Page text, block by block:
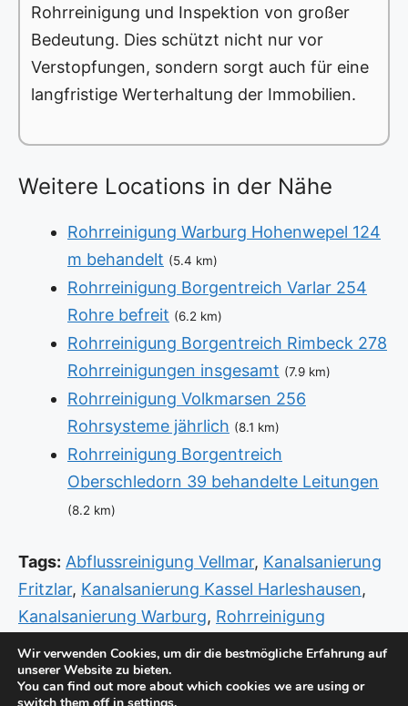
Rohrreinigung und Inspektion von großer
Bedeutung. Dies schützt nicht nur vor
Verstopfungen, sondern sorgt auch für eine
langfristige Werterhaltung der Immobilien.
Weitere Locations in der Nähe
Rohrreinigung Warburg Hohenwepel 124
m behandelt (5.4 km)
Rohrreinigung Borgentreich Varlar 254
Rohre befreit (6.2 km)
Rohrreinigung Borgentreich Rimbeck 278
Rohrreinigungen insgesamt (7.9 km)
Rohrreinigung Volkmarsen 256
Rohrsysteme jährlich (8.1 km)
Rohrreinigung Borgentreich
Oberschledorn 39 behandelte Leitungen
(8.2 km)
Tags: Abflussreinigung Vellmar, Kanalsanierung
Fritzlar, Kanalsanierung Kassel Harleshausen,
Kanalsanierung Warburg, Rohrreinigung
Eschwege Beverungen
Rohrreinigung Vellmar
Nord,Sanitär Notdienst Hann Münden Kutter
Sanitär Notdienst Kassel Süd
Sanitär Notdienst
Wir verwenden Cookies, um dir die bestmögliche Erfahrung auf
unserer Website zu bieten.
You can find out more about which cookies we are using or